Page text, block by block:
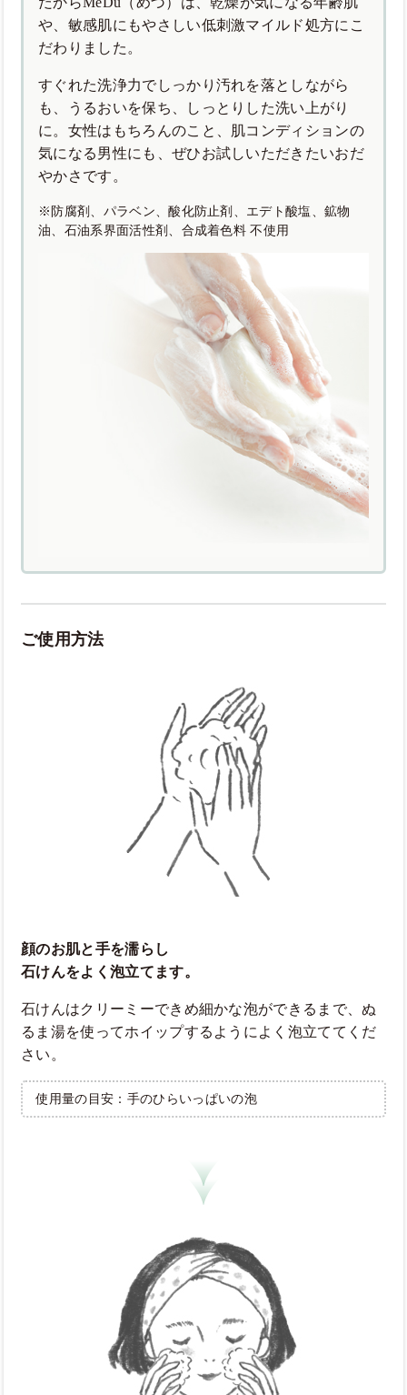
や、敏感肌にもやさしい低刺激マイルド処方にこ
だわりました。
すぐれた洗浄力でしっかり汚れを落としながら
も、うるおいを保ち、しっとりした洗い上がり
に。女性はもちろんのこと、肌コンディションの
気になる男性にも、ぜひお試しいただきたいおだ
やかさです。
※防腐剤、パラベン、酸化防止剤、エデト酸塩、鉱物
油、石油系界面活性剤、合成着色料 不使用
ご使用方法
顔のお肌と手を濡らし
石けんをよく泡立てます。
石けんはクリーミーできめ細かな泡ができるまで、ぬ
るま湯を使ってホイップするようによく泡立ててくだ
さい。
使用量の目安：手のひらいっぱいの泡